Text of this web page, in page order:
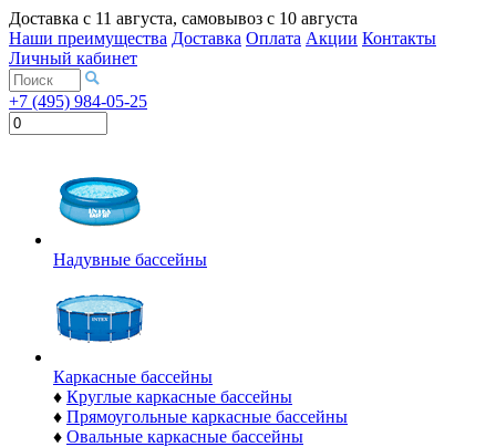
Доставка с 11 августа, самовывоз с 10 августа
Наши преимущества Доставка Оплата Акции Контакты
Личный кабинет
+7 (495) 984-05-25
Надувные бассейны
Каркасные бассейны
♦ Круглые каркасные бассейны
♦ Прямоугольные каркасные бассейны
♦ Овальные каркасные бассейны